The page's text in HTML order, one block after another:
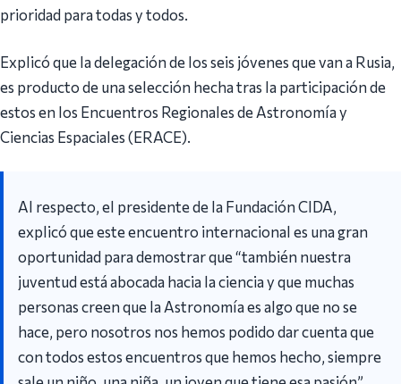
prioridad para todas y todos.
Explicó que la delegación de los seis jóvenes que van a Rusia,
es producto de una selección hecha tras la participación de
estos en los Encuentros Regionales de Astronomía y
Ciencias Espaciales (ERACE).
Al respecto, el presidente de la Fundación CIDA,
explicó que este encuentro internacional es una gran
oportunidad para demostrar que “también nuestra
juventud está abocada hacia la ciencia y que muchas
personas creen que la Astronomía es algo que no se
hace, pero nosotros nos hemos podido dar cuenta que
con todos estos encuentros que hemos hecho, siempre